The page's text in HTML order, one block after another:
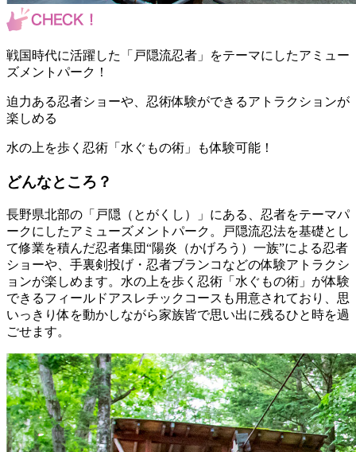
戦国時代に活躍した「戸隠流忍者」をテーマにしたアミュー
ズメントパーク！
迫力ある忍者ショーや、忍術体験ができるアトラクションが
楽しめる
水の上を歩く忍術「水ぐもの術」も体験可能！
どんなところ？
長野県北部の「戸隠（とがくし）」にある、忍者をテーマパ
ークにしたアミューズメントパーク。戸隠流忍法を基礎とし
て修業を積んだ忍者集団“陽炎（かげろう）一族”による忍者
ショーや、手裏剣投げ・忍者ブランコなどの体験アトラクシ
ョンが楽しめます。水の上を歩く忍術「水ぐもの術」が体験
できるフィールドアスレチックコースも用意されており、思
いっきり体を動かしながら家族皆で思い出に残るひと時を過
ごせます。